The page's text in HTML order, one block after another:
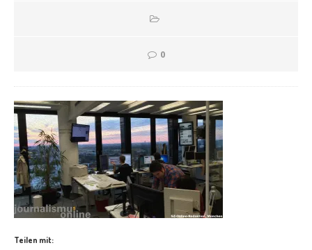
0
Teilen mit: